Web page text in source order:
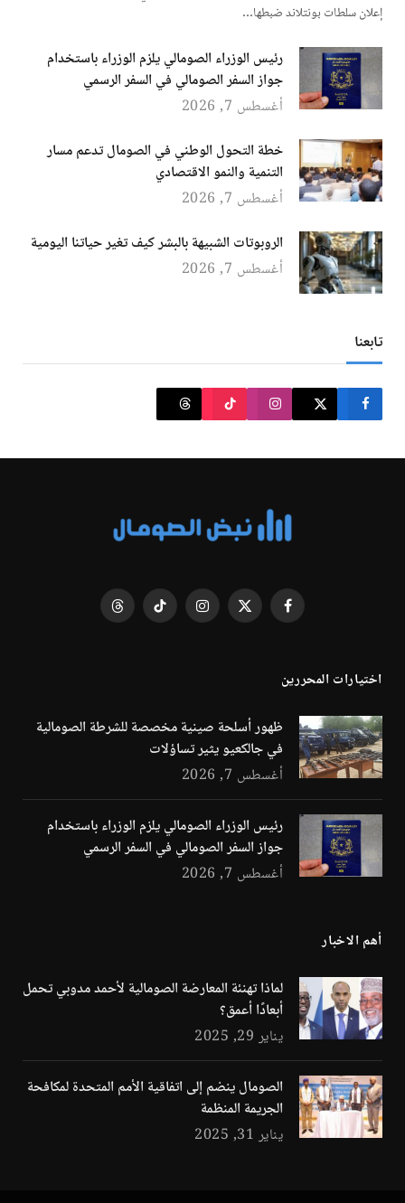
إعلان سلطات بونتلاند ضبطها…
رئيس الوزراء الصومالي يلزم الوزراء باستخدام
جواز السفر الصومالي في السفر الرسمي
أغسطس 7, 2026
خطة التحول الوطني في الصومال تدعم مسار
التنمية والنمو الاقتصادي
أغسطس 7, 2026
الروبوتات الشبيهة بالبشر كيف تغير حياتنا اليومية
أغسطس 7, 2026
تابعنا
فيسبوك X
الانستغرامتيكتوك Threads
اختيارات المحررين
ظهور أسلحة صينية مخصصة للشرطة الصومالية
في جالكعيو يثير تساؤلات
أغسطس 7, 2026
رئيس الوزراء الصومالي يلزم الوزراء باستخدام
جواز السفر الصومالي في السفر الرسمي
أغسطس 7, 2026
أهم الاخبار
لماذا تهنئة المعارضة الصومالية لأحمد مدوبي تحمل
أبعادًا أعمق؟
يناير 29, 2025
الصومال ينضم إلى اتفاقية الأمم المتحدة لمكافحة
الجريمة المنظمة
يناير 31, 2025